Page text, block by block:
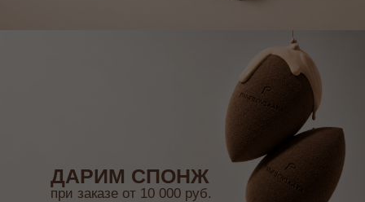
ДАРИМ СПОНЖ
при заказе от 10 000 руб.